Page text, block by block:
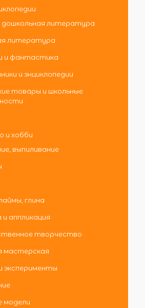
дошкольная литература
литература
и фантастика
и энциклопедии
товары и школьные
и хобби
выпиливание
глина
аппликация
творчество
мастерская
эксперименты
модели